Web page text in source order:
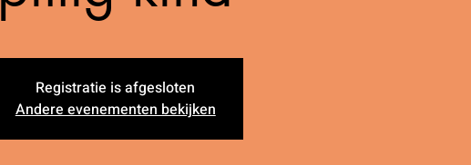
Registratie is afgesloten
Andere evenementen bekijken